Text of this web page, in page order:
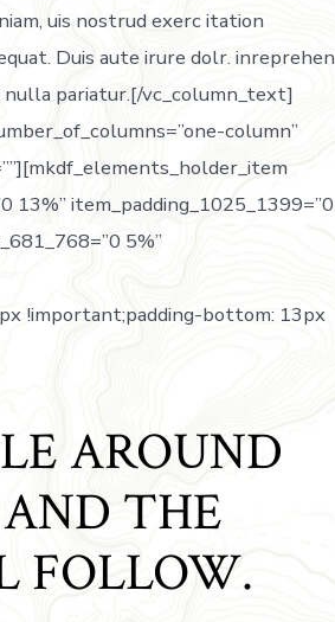
uis nostrud exerc itation
Duis aute irure dolr. inreprehen
pariatur.[/vc_column_text]
column”
13%” item_padding_1025_1399=”0
5%”
!important;padding-bottom: 13px
AROUND
THE
FOLLOW.